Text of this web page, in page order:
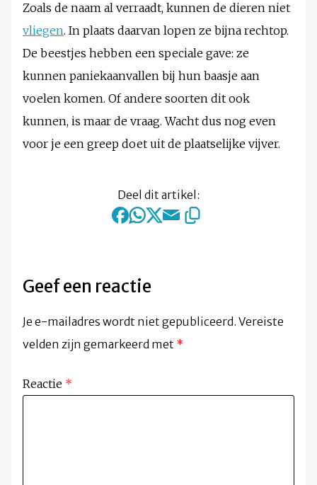
Zoals de naam al verraadt, kunnen de dieren niet
vliegen. In plaats daarvan lopen ze bijna rechtop.
De beestjes hebben een speciale gave: ze
kunnen paniekaanvallen bij hun baasje aan
voelen komen. Of andere soorten dit ook
kunnen, is maar de vraag. Wacht dus nog even
voor je een greep doet uit de plaatselijke vijver.
Deel dit artikel:
Geef een reactie
Je e-mailadres wordt niet gepubliceerd. Vereiste
velden zijn gemarkeerd met *
Reactie *